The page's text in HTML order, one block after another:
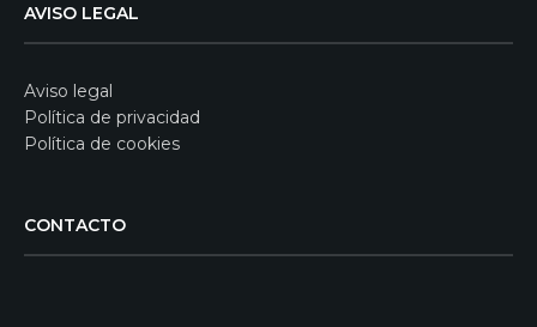
AVISO LEGAL
Aviso legal
Política de privacidad
Política de cookies
CONTACTO